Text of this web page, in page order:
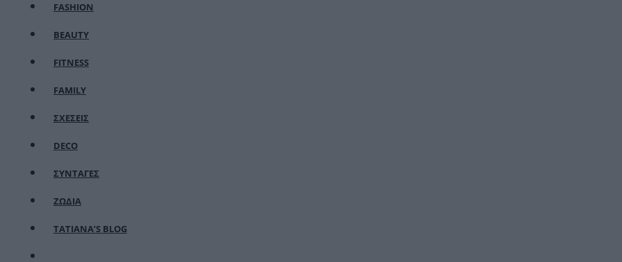
FASHION
BEAUTY
FITNESS
FAMILY
ΣΧΕΣΕΙΣ
DECO
ΣΥΝΤΑΓΕΣ
ΖΩΔΙΑ
TATIANA’S BLOG